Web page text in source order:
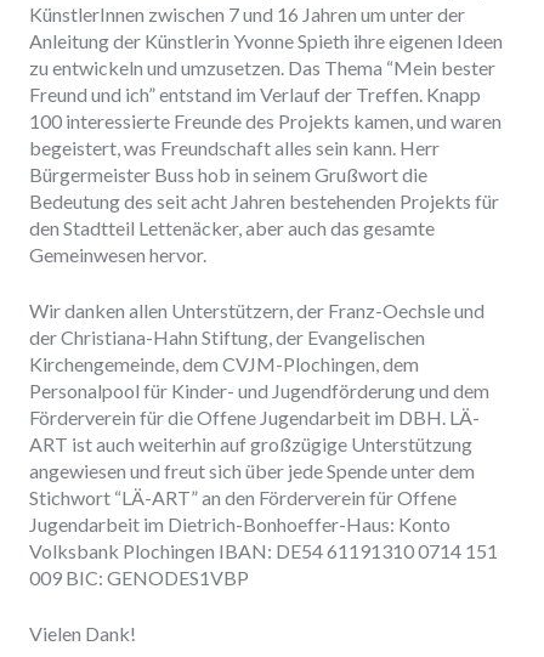
KünstlerInnen zwischen 7 und 16 Jahren um unter der
Anleitung der Künstlerin Yvonne Spieth ihre eigenen Ideen
zu entwickeln und umzusetzen. Das Thema “Mein bester
Freund und ich” entstand im Verlauf der Treffen. Knapp
100 interessierte Freunde des Projekts kamen, und waren
begeistert, was Freundschaft alles sein kann. Herr
Bürgermeister Buss hob in seinem Grußwort die
Bedeutung des seit acht Jahren bestehenden Projekts für
den Stadtteil Lettenäcker, aber auch das gesamte
Gemeinwesen hervor.
Wir danken allen Unterstützern, der Franz-Oechsle und
der Christiana-Hahn Stiftung, der Evangelischen
Kirchengemeinde, dem CVJM-Plochingen, dem
Personalpool für Kinder- und Jugendförderung und dem
Förderverein für die Offene Jugendarbeit im DBH. LÄ-
ART ist auch weiterhin auf großzügige Unterstützung
angewiesen und freut sich über jede Spende unter dem
Stichwort “LÄ-ART” an den Förderverein für Offene
Jugendarbeit im Dietrich-Bonhoeffer-Haus: Konto
Volksbank Plochingen IBAN: DE54 61191310 0714 151
009 BIC: GENODES1VBP
Vielen Dank!